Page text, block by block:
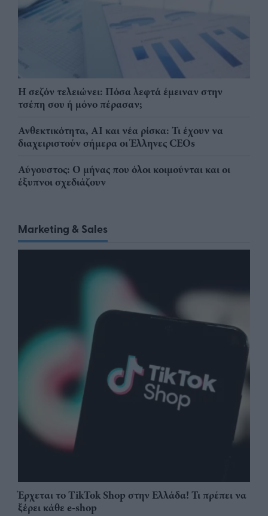
Η σεζόν τελειώνει: Πόσα λεφτά έμειναν στην
τσέπη σου ή μόνο πέρασαν;
Ανθεκτικότητα, AI και νέα ρίσκα: Τι έχουν να
διαχειριστούν σήμερα οι Έλληνες CEOs
Αύγουστος: Ο μήνας που όλοι κοιμούνται και οι
έξυπνοι σχεδιάζουν
Marketing & Sales
Έρχεται το TikTok Shop στην Ελλάδα! Τι πρέπει να
ξέρει κάθε e-shop